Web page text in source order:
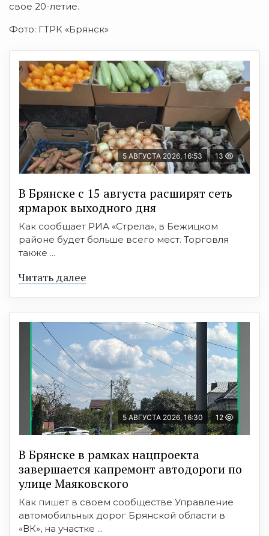
свое 20-летие.
Фото: ГТРК «Брянск»
5 АВГУСТА 2026, 16:53 13
В Брянске с 15 августа расширят сеть
ярмарок выходного дня
Как сообщает РИА «Стрела», в Бежицком
районе будет больше всего мест. Торговля
также ...
Читать далее
5 АВГУСТА 2026, 16:30 12
В Брянске в рамках нацпроекта
завершается капремонт автодороги по
улице Маяковского
Как пишет в своем сообществе Управление
автомобильных дорог Брянской области в
«ВК», на участке ...